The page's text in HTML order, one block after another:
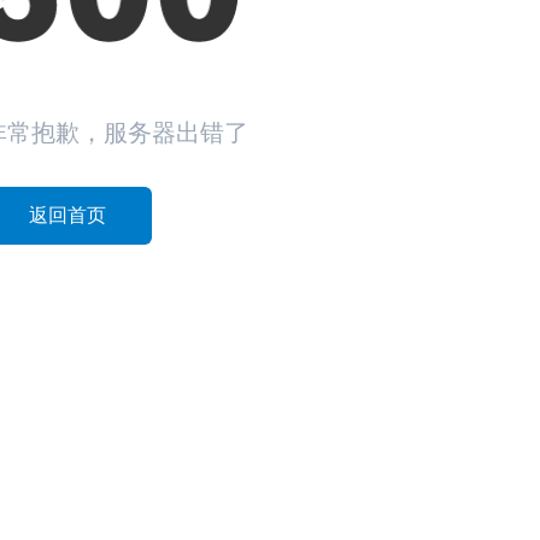
常抱歉，服务器出错了
返回首页